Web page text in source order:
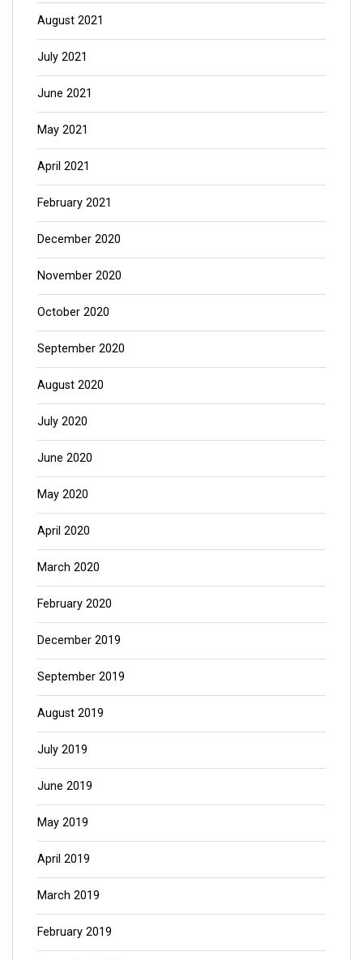
August 2021
July 2021
June 2021
May 2021
April 2021
February 2021
December 2020
November 2020
October 2020
September 2020
August 2020
July 2020
June 2020
May 2020
April 2020
March 2020
February 2020
December 2019
September 2019
August 2019
July 2019
June 2019
May 2019
April 2019
March 2019
February 2019